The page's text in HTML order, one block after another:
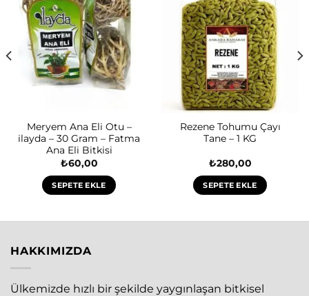
Meryem Ana Eli Otu –
ilayda – 30 Gram – Fatma
Ana Eli Bitkisi
₺60,00
SEPETE EKLE
Rezene Tohumu Çayı
Tane – 1 KG
₺280,00
SEPETE EKLE
HAKKIMIZDA
Ülkemizde hızlı bir şekilde yaygınlaşan bitkisel